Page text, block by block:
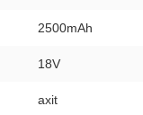
2500mAh
18V
axit